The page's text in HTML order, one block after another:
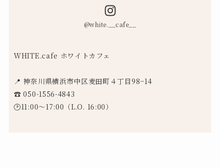
@white.__cafe__
WHITE.cafe ホワイトカフェ
📍 神奈川県横浜市中区麦田町４丁目98−14
☎︎ 050-1556-4843
🕑11:00〜17:00（L.O. 16:00）